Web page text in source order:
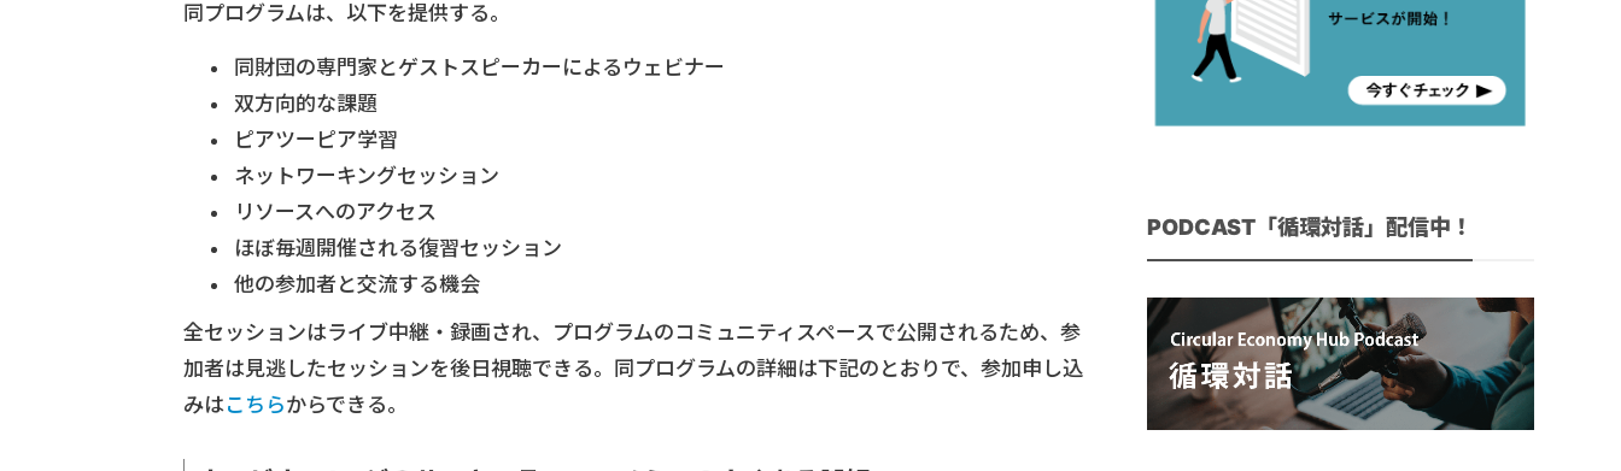
同プログラムは、以下を提供する。
同財団の専門家とゲストスピーカーによるウェビナー
双方向的な課題
ピアツーピア学習
ネットワーキングセッション
リソースへのアクセス
ほぼ毎週開催される復習セッション
他の参加者と交流する機会
全セッションはライブ中継・録画され、プログラムのコミュニティスペースで公開されるため、参
加者は見逃したセッションを後日視聴できる。同プログラムの詳細は下記のとおりで、参加申し込
みはこちらからできる。
PODCAST「循環対話」配信中！